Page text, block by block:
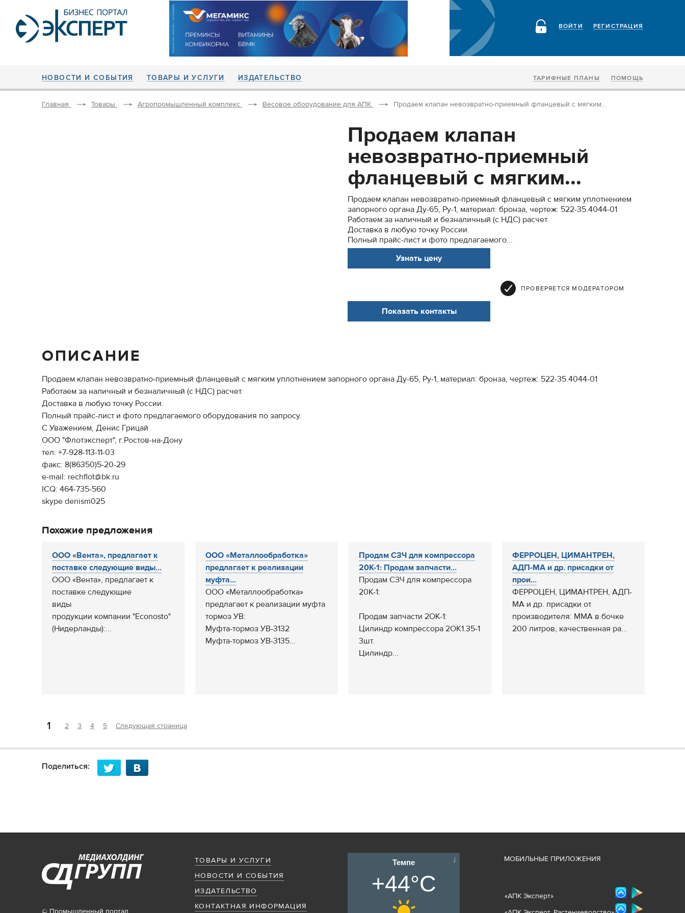
РЕГИСТРАЦИЯ
ВОЙТИ
НОВОСТИ И СОБЫТИЯ ТОВАРЫ И УСЛУГИ ИЗДАТЕЛЬСТВО ТАРИФНЫЕ ПЛАНЫ ПОМОЩЬ
Главная Товары Агропромышленный комплекс Весовое оборудование для АПК Продаем клапан невозвратно-приемный фланцевый с мягким...
Продаем клапан
невозвратно-приемный
фланцевый с мягким...
Продаем клапан невозвратно-приемный фланцевый с мягким уплотнением
запорного органа Ду-65, Ру-1, материал: бронза, чертеж: 522-35.4044-01
Работаем за наличный и безналичный (с НДС) расчет.
Доставка в любую точку России.
Полный прайс-лист и фото предлагаемого...
Узнать цену
ПРОВЕРЯЕТСЯ МОДЕРАТОРОМ
Показать контакты
ОПИСАНИЕ
Продаем клапан невозвратно-приемный фланцевый с мягким уплотнением запорного органа Ду-65, Ру-1, материал: бронза, чертеж: 522-35.4044-01
Работаем за наличный и безналичный (с НДС) расчет.
Доставка в любую точку России.
Полный прайс-лист и фото предлагаемого оборудования по запросу.
С Уважением, Денис Грицай
ООО "Флотэксперт", г.Ростов-на-Дону
тел: +7-928-113-11-03
факс: 8(86350)5-20-29
e-mail: rechflot@bk.ru
ICQ: 464-735-560
skype denism025
Похожие предложения
ООО «Вента», предлагает к
поставке следующие виды...
ООО «Вента», предлагает к
поставке следующие
виды
продукции компании "Econosto"
(Нидерланды):...
ООО «Металлообработка»
предлагает к реализации
муфта...
ООО «Металлообработка»
предлагает к реализации муфта
тормоз УВ:
Муфта-тормоз УВ-3132
Муфта-тормоз УВ-3135...
Продам СЗЧ для компрессора
20К-1: Продам запчасти...
Продам СЗЧ для компрессора
20К-1:
Продам запчасти 2ОК-1:
Цилиндр компрессора 2ОК1.35-1
3шт.
Цилиндр...
ФЕРРОЦЕН, ЦИМАНТРЕН,
АДП-МА и др. присадки от
прои...
ФЕРРОЦЕН, ЦИМАНТРЕН, АДП-
МА и др. присадки от
производителя: ММА в бочке
200 литров, качественная ра...
1 2 3 4 5 Следующая страница
Поделиться:
ТОВАРЫ И УСЛУГИ
НОВОСТИ И СОБЫТИЯ
ИЗДАТЕЛЬСТВО
КОНТАКТНАЯ ИНФОРМАЦИЯ
Темпе
+44°C
МОБИЛЬНЫЕ ПРИЛОЖЕНИЯ
«АПК Эксперт»